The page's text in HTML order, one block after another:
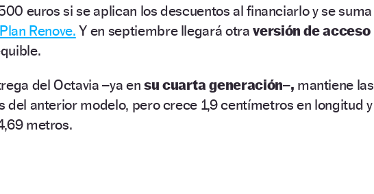
euros si se aplican los descuentos al financiarlo y se suma
Renove. Y en septiembre llegará otraversión de acceso
del Octavia –ya en su cuarta generación–, mantiene las
del anterior modelo, pero crece 1,9 centímetros en longitud y
metros.